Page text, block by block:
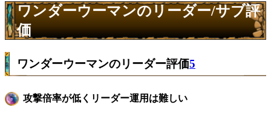
ワンダーウーマンのリーダー/サブ評
価
ワンダーウーマンのリーダー評価5
攻撃倍率が低くリーダー運用は難しい